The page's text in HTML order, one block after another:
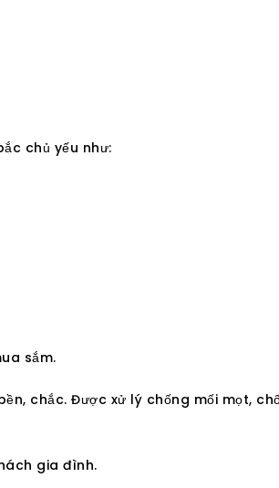
chủ yếu như:
sắm.
chắc. Được xử lý chống mối mọt,
gia đình.